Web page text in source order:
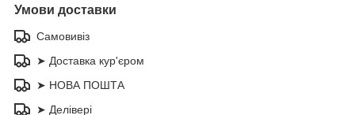
Умови доставки
Самовивіз
➤ Доставка кур'єром
➤ НОВА ПОШТА
➤ Делівері